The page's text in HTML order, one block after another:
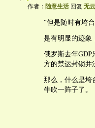
作者： 随意生活 回复 无
“但是随时有垮
是有明显的迹象
俄罗斯去年GDP
方的禁运封锁并
那么，什么是垮
牛吹一阵子了。